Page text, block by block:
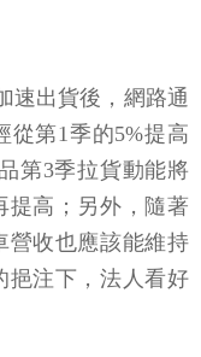
速出貨後，網路通
從第1季的5%提高
第3季拉貨動能將
提高；另外，隨著
營收也應該能維持
挹注下，法人看好